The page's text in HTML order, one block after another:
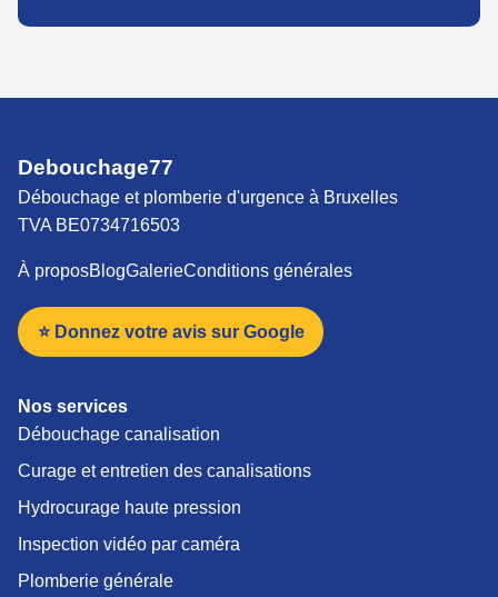
Debouchage77
Débouchage et plomberie d'urgence à Bruxelles
TVA BE0734716503
À proposBlogGalerieConditions générales
⭐ Donnez votre avis sur Google
Nos services
Débouchage canalisation
Curage et entretien des canalisations
Hydrocurage haute pression
Inspection vidéo par caméra
Plomberie générale